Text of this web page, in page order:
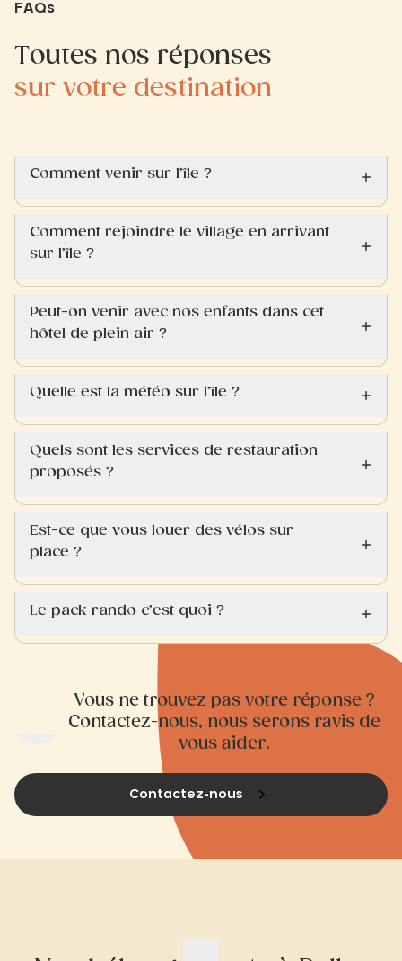
FAQs
Toutes nos réponses
sur votre destination
Comment venir sur l’île ?
Comment rejoindre le village en arrivant
sur l’île ?
Peut-on venir avec nos enfants dans cet
hôtel de plein air ?
Quelle est la météo sur l’île ?
Quels sont les services de restauration
proposés ?
Est-ce que vous louer des vélos sur
place ?
Le pack rando c’est quoi ?
Vous ne trouvez pas votre réponse ?
Contactez-nous, nous serons ravis de
vous aider.
Contactez-nous